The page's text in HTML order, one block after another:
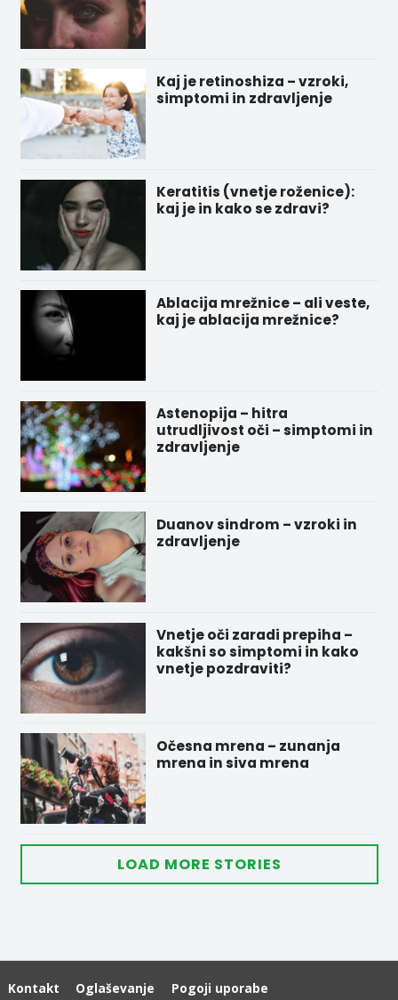
Kaj je retinoshiza – vzroki,
simptomi in zdravljenje
Keratitis (vnetje roženice):
kaj je in kako se zdravi?
Ablacija mrežnice – ali veste,
kaj je ablacija mrežnice?
Astenopija – hitra
utrudljivost oči – simptomi in
zdravljenje
Duanov sindrom – vzroki in
zdravljenje
Vnetje oči zaradi prepiha –
kakšni so simptomi in kako
vnetje pozdraviti?
Očesna mrena – zunanja
mrena in siva mrena
LOAD MORE STORIES
Kontakt Oglaševanje Pogoji uporabe